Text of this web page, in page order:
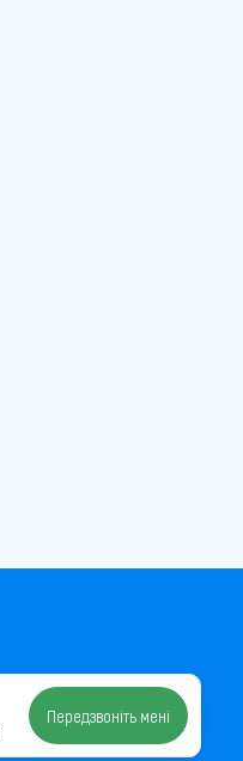
Передзвоніть мені